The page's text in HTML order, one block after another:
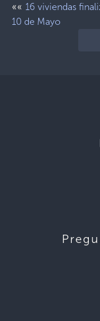
«« 16 viviendas
10 de Mayo